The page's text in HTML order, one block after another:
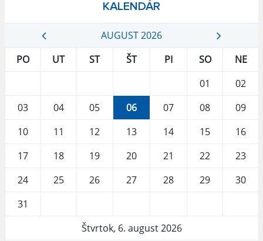
KALENDÁR
AUGUST 2026
PO
UT ST ŠT PI SO
NE
01
02
03
04 05 06 07 08
09
10
11 12 13 14 15
16
17
18 19 20 21 22
23
24
25 26 27 28 29
30
31
Štvrtok, 6. august 2026